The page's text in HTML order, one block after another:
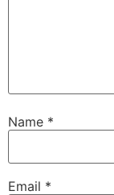
Name *
Email *